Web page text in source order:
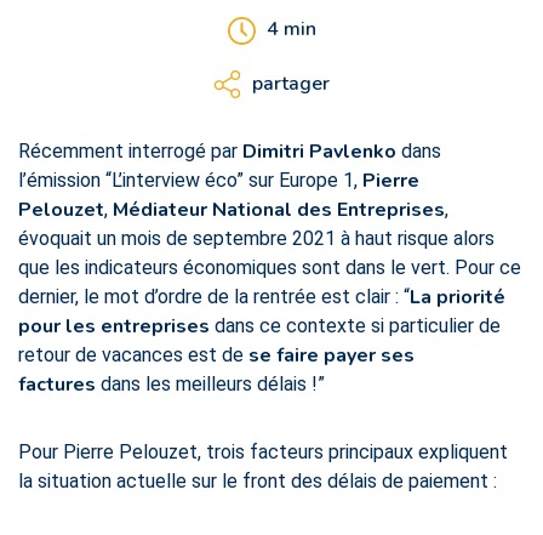
4min
partager
Récemment interrogé par Dimitri Pavlenko dans
l’émission “L’interview éco” sur Europe 1, Pierre
Pelouzet, Médiateur National des Entreprises,
évoquait un mois de septembre 2021 à haut risque alors
que les indicateurs économiques sont dans le vert. Pour ce
dernier, le mot d’ordre de la rentrée est clair : “La priorité
pour les entreprises dans ce contexte si particulier de
retour de vacances est de se faire payer ses
factures dans les meilleurs délais !”
Pour Pierre Pelouzet, trois facteurs principaux expliquent
la situation actuelle sur le front des délais de paiement :